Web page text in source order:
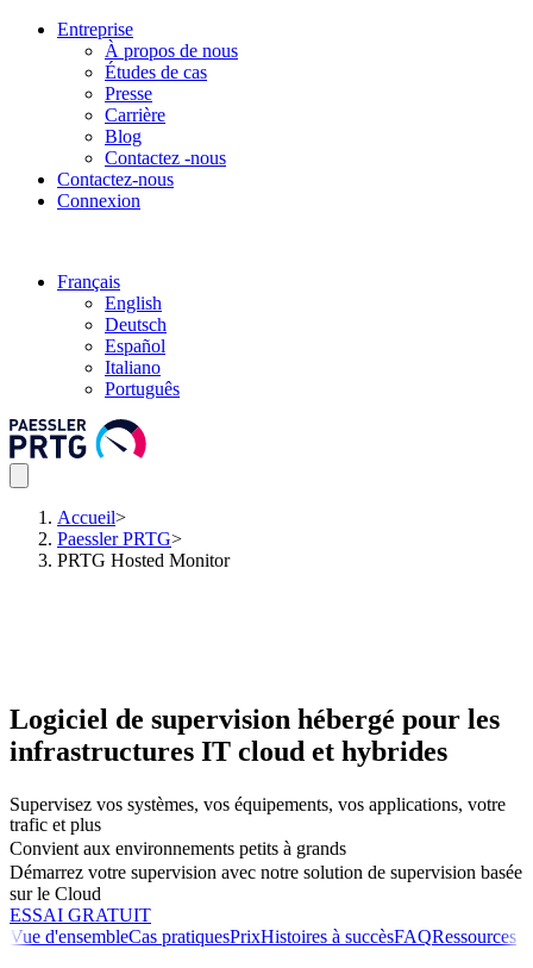
Entreprise
À propos de nous
Études de cas
Presse
Carrière
Blog
Contactez -nous
Contactez-nous
Connexion
Français
English
Deutsch
Español
Italiano
Português
Accueil>
Paessler PRTG>
PRTG Hosted Monitor
Logiciel de supervision hébergé pour les
infrastructures IT cloud et hybrides
Supervisez vos systèmes, vos équipements, vos applications, votre
trafic et plus
Convient aux environnements petits à grands
Démarrez votre supervision avec notre solution de supervision basée
sur le Cloud
ESSAI GRATUIT
Vue d'ensembleCas pratiquesPrixHistoires à succèsFAQRessources